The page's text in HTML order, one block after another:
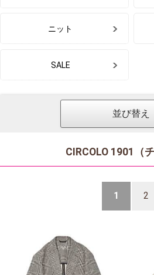
ニット
SALE
並び替え
CIRCOLO 1901（
1 2